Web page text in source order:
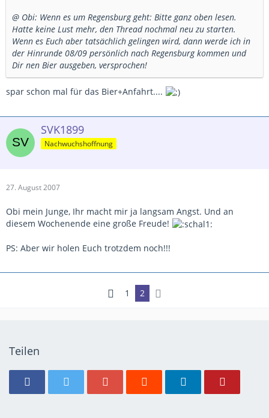
@ Obi: Wenn es um Regensburg geht: Bitte ganz oben lesen.
Hatte keine Lust mehr, den Thread nochmal neu zu starten.
Wenn es Euch aber tatsächlich gelingen wird, dann werde ich in
der Hinrunde 08/09 persönlich nach Regensburg kommen und
Dir nen Bier ausgeben, versprochen!
spar schon mal für das Bier+Anfahrt....
SVK1899
Nachwuchshoffnung
27. August 2007
Obi mein Junge, Ihr macht mir ja langsam Angst. Und an
diesem Wochenende eine große Freude!
PS: Aber wir holen Euch trotzdem noch!!!
1 2
Teilen